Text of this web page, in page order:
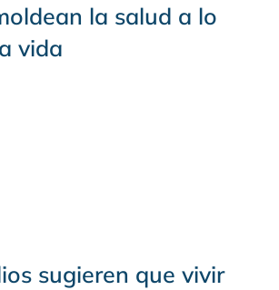
la salud a lo
vida
sugieren que vivir